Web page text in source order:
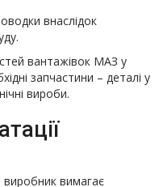
внаслідок
вантажівок МАЗ у
запчастини – деталі у
вироби.
вимагає